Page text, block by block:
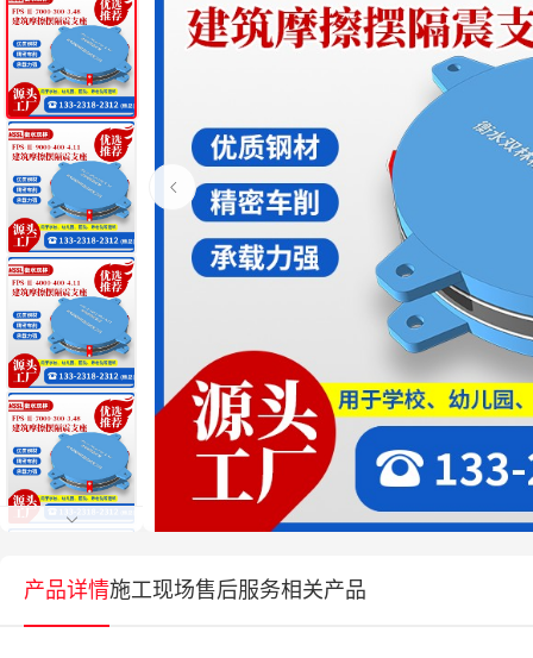
产品详情施工现场售后服务相关产品